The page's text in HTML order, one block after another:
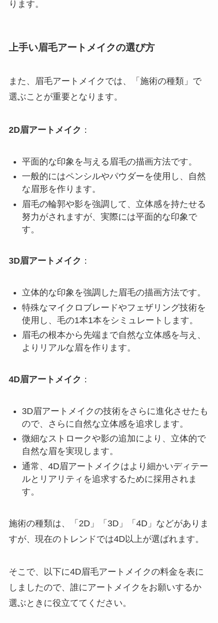
ります。
上手い眉毛アートメイクの選び方
また、眉毛アートメイクでは、「施術の種類」で
選ぶことが重要となります。
2D眉アートメイク ：
平面的な印象を与える眉毛の描画方法です。
一般的にはペンシルやパウダーを使用し、自然
な眉形を作ります。
眉毛の輪郭や影を強調して、立体感を持たせる
努力がされますが、実際には平面的な印象で
す。
3D眉アートメイク ：
立体的な印象を強調した眉毛の描画方法です。
特殊なマイクロブレードやフェザリング技術を
使用し、毛の1本1本をシミュレートします。
眉毛の根本から先端まで自然な立体感を与え、
よりリアルな眉を作ります。
4D眉アートメイク ：
3D眉アートメイクの技術をさらに進化させたも
ので、さらに自然な立体感を追求します。
微細なストロークや影の追加により、立体的で
自然な眉を実現します。
通常、4D眉アートメイクはより細かいディテー
ルとリアリティを追求するために採用されま
す。
施術の種類は、「2D」「3D」「4D」などがありま
すが、現在のトレンドでは4D以上が選ばれます。
そこで、以下に4D眉毛アートメイクの料金を表に
しましたので、誰にアートメイクをお願いするか
選ぶときに役立ててください。